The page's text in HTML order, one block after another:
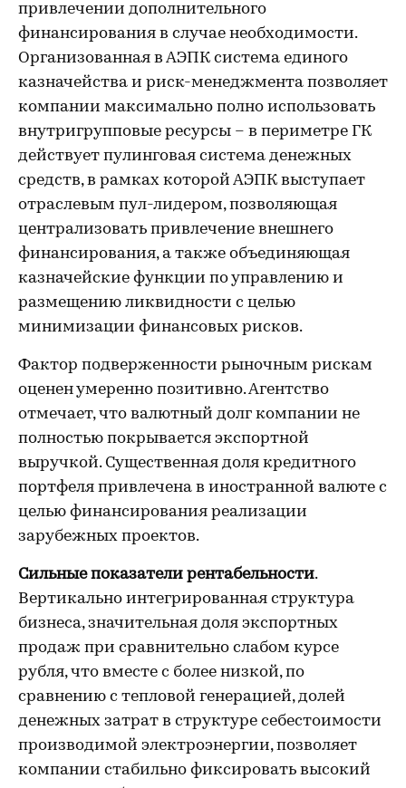
привлечении дополнительного
финансирования в случае необходимости.
Организованная в АЭПК система единого
казначейства и риск-менеджмента позволяет
компании максимально полно использовать
внутригрупповые ресурсы – в периметре ГК
действует пулинговая система денежных
средств, в рамках которой АЭПК выступает
отраслевым пул-лидером, позволяющая
централизовать привлечение внешнего
финансирования, а также объединяющая
казначейские функции по управлению и
размещению ликвидности с целью
минимизации финансовых рисков.
Фактор подверженности рыночным рискам
оценен умеренно позитивно. Агентство
отмечает, что валютный долг компании не
полностью покрывается экспортной
выручкой. Существенная доля кредитного
портфеля привлечена в иностранной валюте с
целью финансирования реализации
зарубежных проектов.
Сильные показатели рентабельности.
Вертикально интегрированная структура
бизнеса, значительная доля экспортных
продаж при сравнительно слабом курсе
рубля, что вместе с более низкой, по
сравнению с тепловой генерацией, долей
денежных затрат в структуре себестоимости
производимой электроэнергии, позволяет
компании стабильно фиксировать высокий